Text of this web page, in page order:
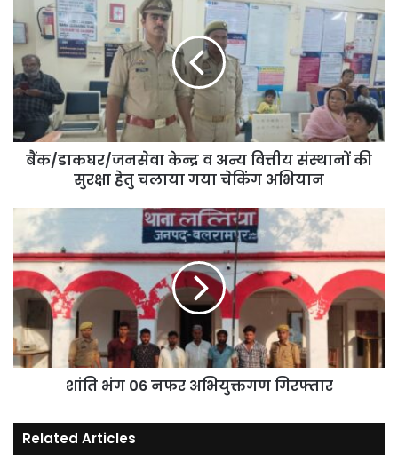
डाकघर/
जनसेवा
केन्द्र
व
अन्य
वित्तीय
संस्थानों
की
सुरक्षा
गया
चेकिंग
अभियान
बैंक/डाकघर/जनसेवा केन्द्र व अन्य वित्तीय संस्थानों की
सुरक्षा हेतु चलाया गया चेकिंग अभियान
शांति
भंग
06
नफर
अभियुक्तगण
गिरफ्तार
शांति भंग 06 नफर अभियुक्तगण गिरफ्तार
Related Articles